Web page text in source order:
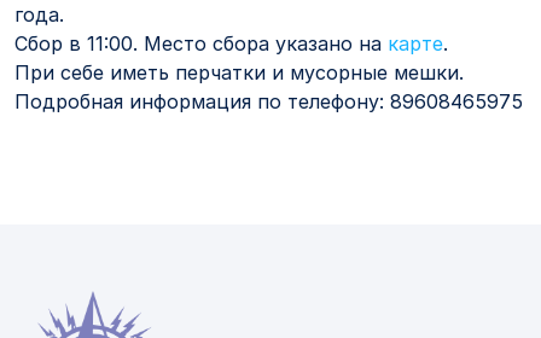
года.
Сбор в 11:00. Место сбора указано на карте.
При себе иметь перчатки и мусорные мешки.
Подробная информация по телефону: 89608465975